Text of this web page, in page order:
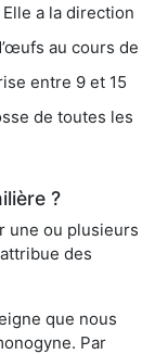
a la direction
au cours de
entre 9 et 15
de toutes les
?
une ou plusieurs
des
que nous
Par